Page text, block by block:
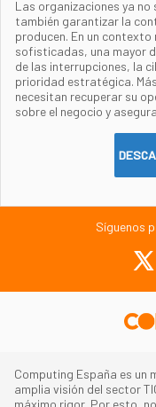
Las organizaciones ya
también garantizar la
producen. En un
sofisticadas, una mayor
de las interrupciones, la
prioridad estratégica.
necesitan recuperar su
sobre el negocio y
Síguenos
Computing España es un
amplia visión del sector
máximo rigor. Por esto,